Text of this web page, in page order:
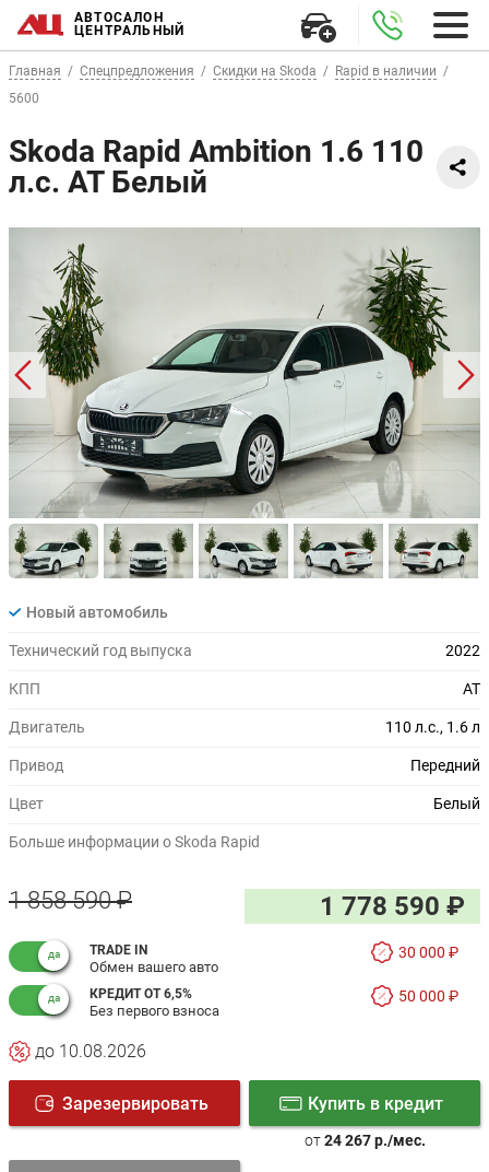
АВТОСАЛОН
ЦЕНТРАЛЬНЫЙ
Главная Спецпредложения Скидки на Skoda
Rapid в наличии
5600
Skoda Rapid Ambition 1.6 110
л.с. AT Белый
Новый автомобиль
Технический год выпуска 2022
КПП AT
Двигатель 110 л.с., 1.6 л
Привод Передний
Цвет Белый
Больше информации о Skoda Rapid
1 858 590 ₽ 1 778 590 ₽
TRADE IN
Обмен вашего авто
30 000 ₽
КРЕДИТ ОТ 6,5%
Без первого взноса
50 000 ₽
до 10.08.2026
Зарезервировать Купить в кредит
от24 267 р./мес.